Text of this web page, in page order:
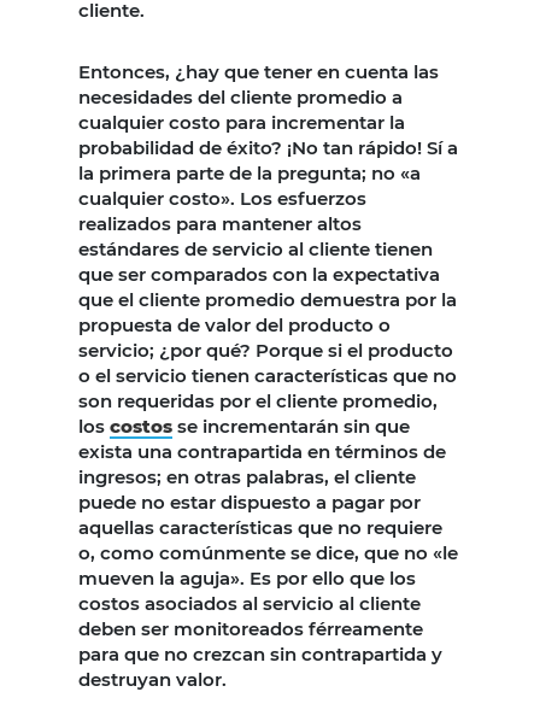
cliente.
Entonces, ¿hay que tener en cuenta las
necesidades del cliente promedio a
cualquier costo para incrementar la
probabilidad de éxito? ¡No tan rápido! Sí a
la primera parte de la pregunta; no «a
cualquier costo». Los esfuerzos
realizados para mantener altos
estándares de servicio al cliente tienen
que ser comparados con la expectativa
que el cliente promedio demuestra por la
propuesta de valor del producto o
servicio; ¿por qué? Porque si el producto
o el servicio tienen características que no
son requeridas por el cliente promedio,
los costos se incrementarán sin que
exista una contrapartida en términos de
ingresos; en otras palabras, el cliente
puede no estar dispuesto a pagar por
aquellas características que no requiere
o, como comúnmente se dice, que no «le
mueven la aguja». Es por ello que los
costos asociados al servicio al cliente
deben ser monitoreados férreamente
para que no crezcan sin contrapartida y
destruyan valor.